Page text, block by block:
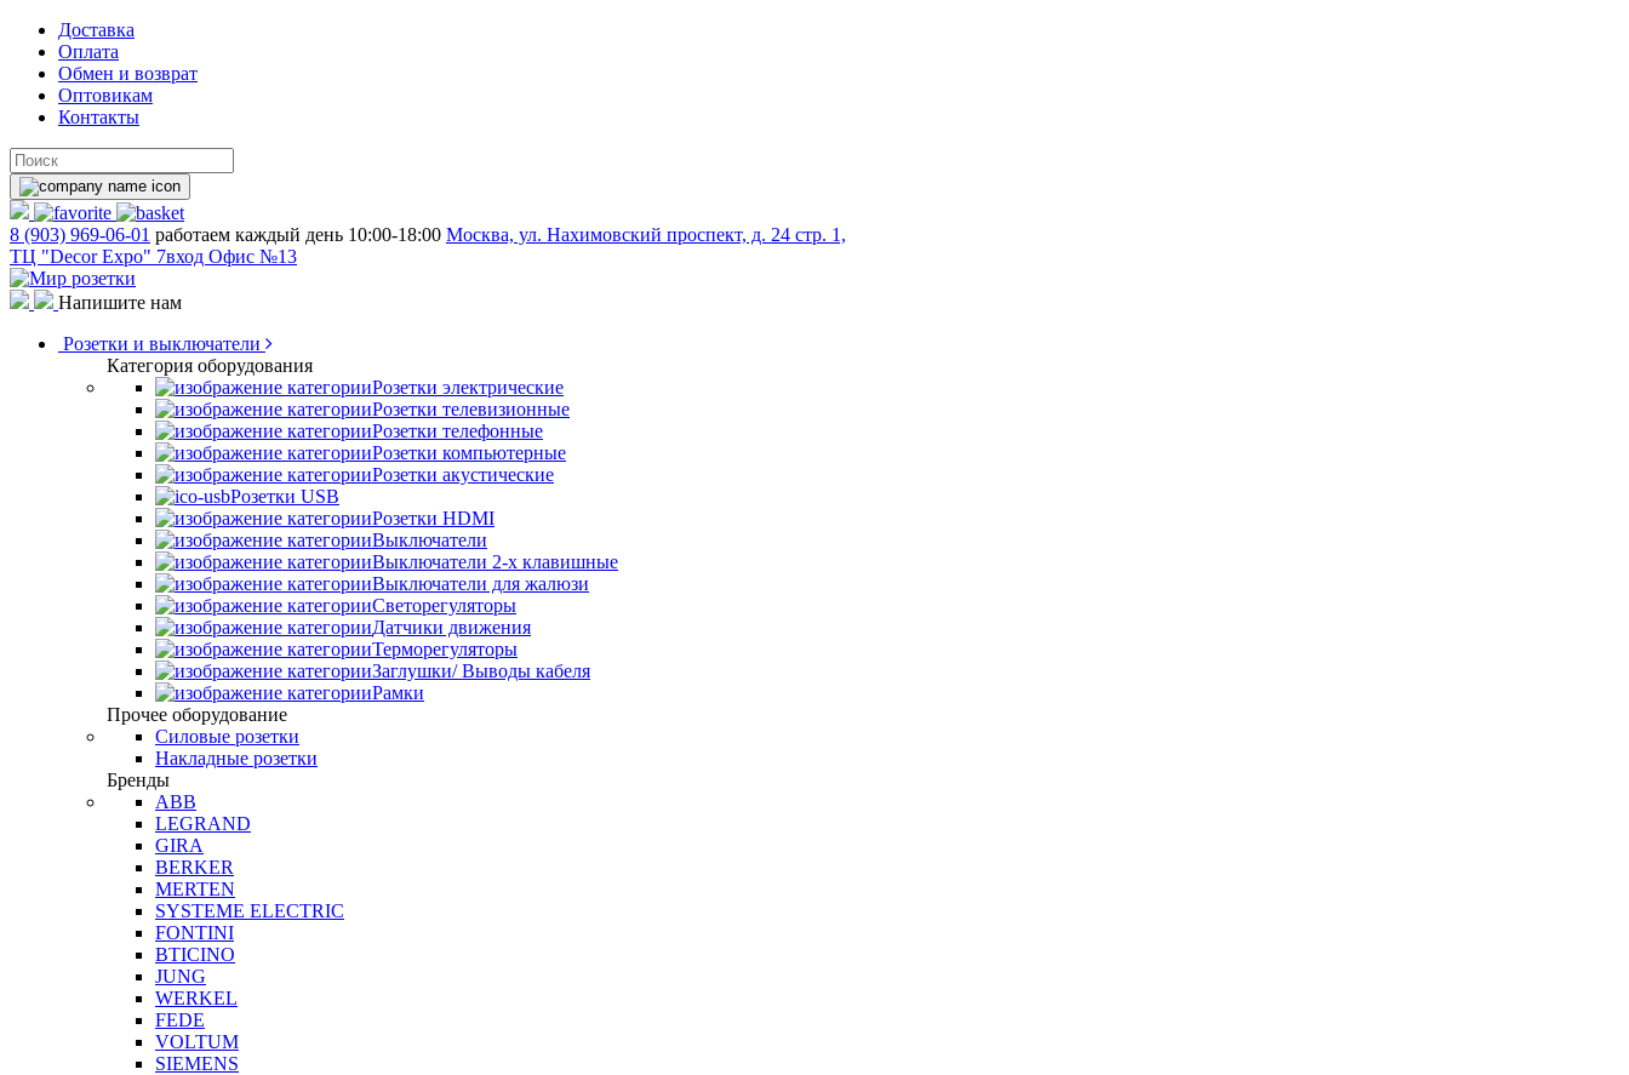
Доставка
Оплата
Обмен и возврат
Оптовикам
Контакты
8 (903) 969-06-01 работаем каждый день 10:00-18:00 Москва, ул. Нахимовский проспект, д. 24 стр. 1,
ТЦ "Decor Expo" 7вход Офис №13
Напишите нам
Розетки и выключатели
Категория оборудования
Розетки электрические
Розетки телевизионные
Розетки телефонные
Розетки компьютерные
Розетки акустические
Розетки USB
Розетки HDMI
Выключатели
Выключатели 2-х клавишные
Выключатели для жалюзи
Светорегуляторы
Датчики движения
Терморегуляторы
Заглушки/ Выводы кабеля
Рамки
Прочее оборудование
Силовые розетки
Накладные розетки
Бренды
ABB
LEGRAND
GIRA
BERKER
MERTEN
SYSTEME ELECTRIC
FONTINI
BTICINO
JUNG
WERKEL
FEDE
VOLTUM
SIEMENS